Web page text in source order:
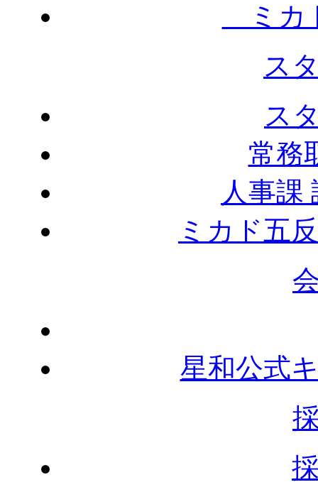
ミカ
ス
ス
常務
人事課
ミカド五
星和公式